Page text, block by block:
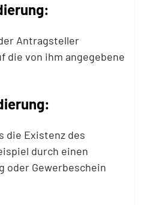
Antragsteller
die von ihm angegebene
die Existenz des
durch einen
oder Gewerbeschein